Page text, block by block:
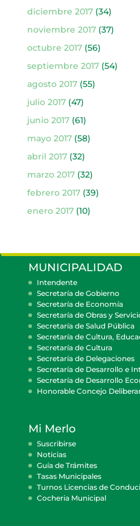
diciembre 2017(34)
noviembre 2017(37)
octubre 2017(56)
septiembre 2017(54)
agosto 2017(55)
julio 2017(47)
junio 2017(61)
mayo 2017(58)
abril 2017(32)
marzo 2017(32)
febrero 2017(39)
enero 2017(10)
MUNICIPALIDAD
Intendente
Secretaría de Gobierno
Secretaría de Economía
Secretaría de Obras y
Secretaría de Salud Pública
Secretaría de Cultura,
Secretaría de Cultura
Secretaría de Delegaciones
Secretaría de Desarrollo e
Secretaría de Desarrollo
Honorable Concejo
Mi Merlo
Suscribirse
Noticias
Guía de Trámites
Tasas Municipales
Turnos Licencias de
Cocheria Municipal